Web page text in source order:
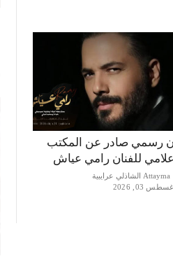
رسمي صادر عن المكتب
للفنان رامي عياش
Attayma الشاذلي عرايبية
أغسطس 03, 2026